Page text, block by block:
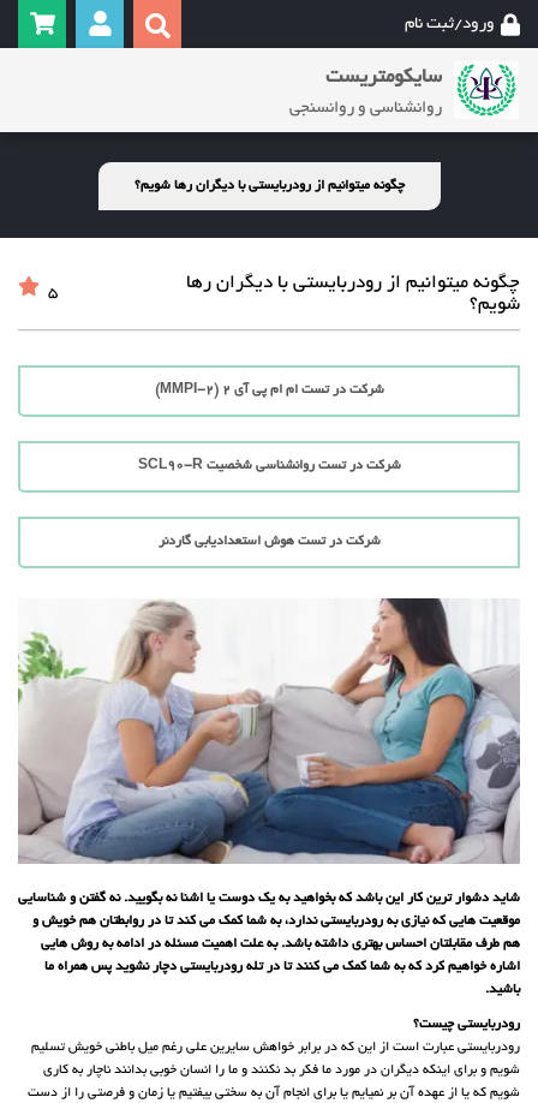
ورود/ثبت نام
سایکومتریست
روانشناسی و روانسنجی
چگونه میتوانیم از رودربایستی با دیگران رها شویم؟
چگونه میتوانیم از رودربایستی با دیگران رها
شویم؟
5
شرکت در تست ام ام پی آی 2 (MMPI-2)
شرکت در تست روانشناسی شخصیت SCL90-R
شرکت در تست هوش استعدادیابی گاردنر
شاید دشوار ترین کار این باشد که بخواهید به یک دوست یا اشنا نه بگویید. نه گفتن و شناسایی
موقعیت هایی که نیازی به رودربایستی ندارد، به شما کمک می کند تا در روابطتان هم خویش و
هم طرف مقابلتان احساس بهتری داشته باشد. به علت اهمیت مسئله در ادامه به روش هایی
اشاره خواهیم کرد که به شما کمک می کنند تا در تله رودربایستی دچار نشوید پس همراه ما
باشید.
رودربایستی چیست؟
رودربایستی عبارت است از این که در برابر خواهش سایرین علی رغم میل باطنی خویش تسلیم
شویم و برای اینکه دیگران در مورد ما فکر بد نکنند و ما را انسان خوبی بدانند ناچار به کاری
شویم که یا از عهده آن بر نمیایم یا برای انجام آن به سختی بیفتیم یا زمان و فرصتی را از دست